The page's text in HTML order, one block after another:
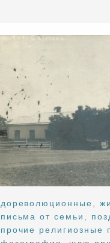
дореволюционные
письма от семьи
прочие религиозные